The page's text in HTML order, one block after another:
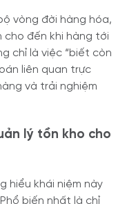
vòng đời hàng hóa,
cho đến khi hàng tới
chỉ là việc “biết còn
liên quan trực
và trải nghiệm
lý tồn kho cho
hiểu khái niệm này
biến nhất là chỉ